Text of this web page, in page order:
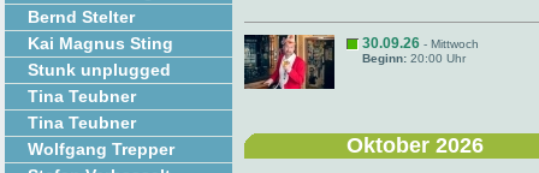
Bernd Stelter
Kai Magnus Sting
Stunk unplugged
Tina Teubner
Tina Teubner
Wolfgang Trepper
30.09.26 - Mittwoch
Beginn: 20:00 Uhr
Oktober 2026